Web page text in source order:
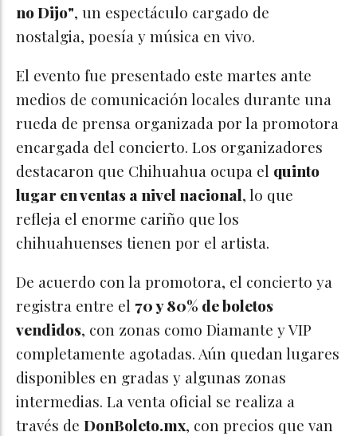
no Dijo", un espectáculo cargado de
nostalgia, poesía y música en vivo.
El evento fue presentado este martes ante
medios de comunicación locales durante una
rueda de prensa organizada por la promotora
encargada del concierto. Los organizadores
destacaron que Chihuahua ocupa el quinto
lugar en ventas a nivel nacional, lo que
refleja el enorme cariño que los
chihuahuenses tienen por el artista.
De acuerdo con la promotora, el concierto ya
registra entre el 70 y 80% de boletos
vendidos, con zonas como Diamante y VIP
completamente agotadas. Aún quedan lugares
disponibles en gradas y algunas zonas
intermedias. La venta oficial se realiza a
través de DonBoleto.mx, con precios que van